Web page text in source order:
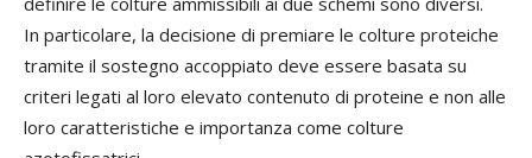
In particolare, la decisione di premiare le colture proteiche
tramite il sostegno accoppiato deve essere basata su
criteri legati al loro elevato contenuto di proteine e non alle
loro caratteristiche e importanza come colture